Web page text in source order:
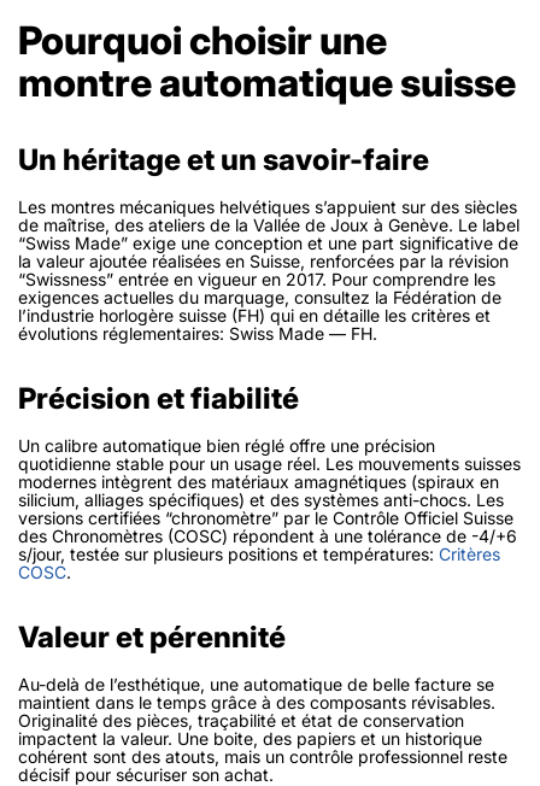
Pourquoi choisir une
montre automatique suisse
Un héritage et un savoir-faire
Les montres mécaniques helvétiques s’appuient sur des siècles
de maîtrise, des ateliers de la Vallée de Joux à Genève. Le label
“Swiss Made” exige une conception et une part significative de
la valeur ajoutée réalisées en Suisse, renforcées par la révision
“Swissness” entrée en vigueur en 2017. Pour comprendre les
exigences actuelles du marquage, consultez la Fédération de
l’industrie horlogère suisse (FH) qui en détaille les critères et
évolutions réglementaires: Swiss Made — FH.
Précision et fiabilité
Un calibre automatique bien réglé offre une précision
quotidienne stable pour un usage réel. Les mouvements suisses
modernes intègrent des matériaux amagnétiques (spiraux en
silicium, alliages spécifiques) et des systèmes anti-chocs. Les
versions certifiées “chronomètre” par le Contrôle Officiel Suisse
des Chronomètres (COSC) répondent à une tolérance de -4/+6
s/jour, testée sur plusieurs positions et températures: Critères
COSC.
Valeur et pérennité
Au-delà de l’esthétique, une automatique de belle facture se
maintient dans le temps grâce à des composants révisables.
Originalité des pièces, traçabilité et état de conservation
impactent la valeur. Une boite, des papiers et un historique
cohérent sont des atouts, mais un contrôle professionnel reste
décisif pour sécuriser son achat.